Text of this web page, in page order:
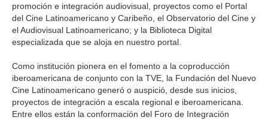
promoción e integración audiovisual, proyectos como el Portal
del Cine Latinoamericano y Caribeño, el Observatorio del Cine y
el Audiovisual Latinoamericano; y la Biblioteca Digital
especializada que se aloja en nuestro portal.
Como institución pionera en el fomento a la coproducción
iberoamericana de conjunto con la TVE, la Fundación del Nuevo
Cine Latinoamericano generó o auspició, desde sus inicios,
proyectos de integración a escala regional e iberoamericana.
Entre ellos están la conformación del Foro de Integración